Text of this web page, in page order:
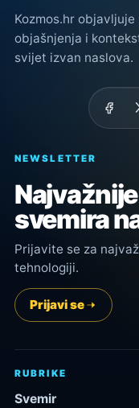
Kozmos.hr
objašnjenja i
svijet izvan naslova.
NEWSLETTER
svemira
Prijavite se za
tehnologiji.
Prijavi se
RUBRIKE
Svemir